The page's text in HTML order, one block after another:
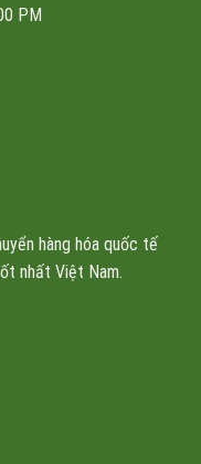
PM
hàng hóa quốc tế
nhất Việt Nam.